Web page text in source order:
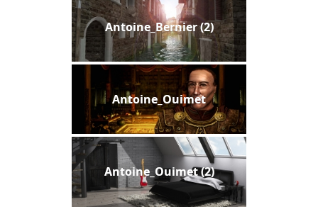
Antoine_Bernier (2)
Antoine_Ouimet
Antoine_Ouimet (2)